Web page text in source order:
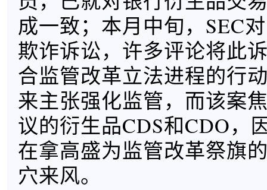
成一致；本月中旬，SEC
欺诈诉讼，许多评论将此
合监管改革立法进程的行
来主张强化监管，而该案
议的衍生品CDS和CDO，
在拿高盛为监管改革祭旗
穴来风。